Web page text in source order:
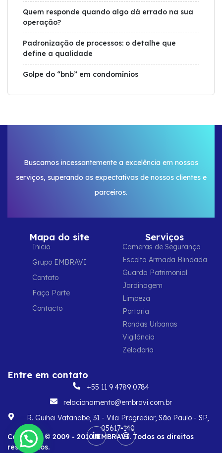
Quem responde quando algo dá errado na sua
operação?
Padronização de processos: o detalhe que
define a qualidade
Golpe do “bnb” em condomínios
Buscamos incessantemente a excelência em nossos
serviços, superando as expectativas de nossos clientes e
parceiros.
Mapa do site
Inicio
Grupo EMBRAVI
Contato
Faça Parte
Contacto
Serviços
Cameras de Segurança
Escolta Armada Blindada
Guarda Patrimonial
Jardinagem
Limpeza
Portaria
Rondas Urbanas
Vigilância
Zeladoria
Entre em contato
+55 11 9 4789 0784
relacionamento@embravi.com.br
R. Guihei Vatanabe, 31 - Vila Progredior, São Paulo - SP,
05617-140
Copyright © 2009 - 2010. EMBRAVI. Todos os direitos
reservados.